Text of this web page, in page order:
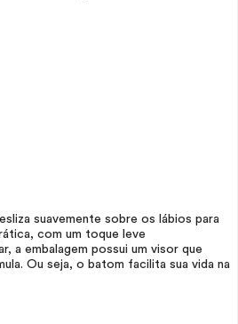
suavemente sobre os lábios para
com um toque leve
a embalagem possui um visor que
Ou seja, o batom facilita sua vida na